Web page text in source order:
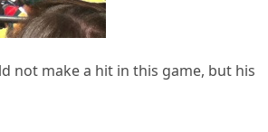
not make a hit in this game, but his